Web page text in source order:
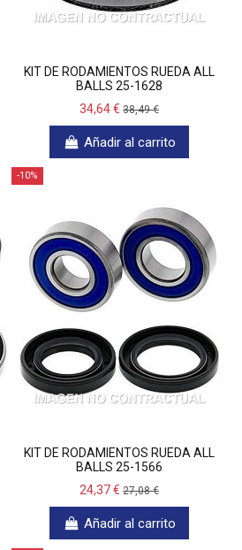
KIT DE RODAMIENTOS RUEDA ALL
BALLS 25-1628
34,64 €38,49 €
Añadir al carrito
-10%
KIT DE RODAMIENTOS RUEDA ALL
BALLS 25-1566
24,37 €27,08 €
Añadir al carrito